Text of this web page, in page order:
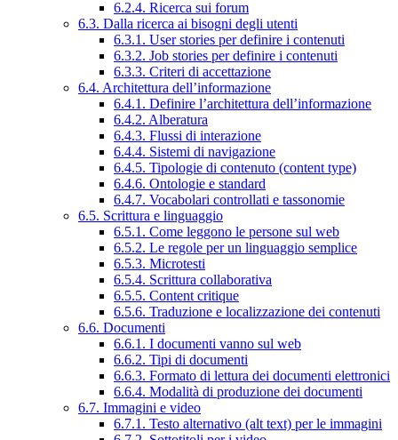
6.2.4. Ricerca sui forum
6.3. Dalla ricerca ai bisogni degli utenti
6.3.1. User stories per definire i contenuti
6.3.2. Job stories per definire i contenuti
6.3.3. Criteri di accettazione
6.4. Architettura dell’informazione
6.4.1. Definire l’architettura dell’informazione
6.4.2. Alberatura
6.4.3. Flussi di interazione
6.4.4. Sistemi di navigazione
6.4.5. Tipologie di contenuto (content type)
6.4.6. Ontologie e standard
6.4.7. Vocabolari controllati e tassonomie
6.5. Scrittura e linguaggio
6.5.1. Come leggono le persone sul web
6.5.2. Le regole per un linguaggio semplice
6.5.3. Microtesti
6.5.4. Scrittura collaborativa
6.5.5. Content critique
6.5.6. Traduzione e localizzazione dei contenuti
6.6. Documenti
6.6.1. I documenti vanno sul web
6.6.2. Tipi di documenti
6.6.3. Formato di lettura dei documenti elettronici
6.6.4. Modalità di produzione dei documenti
6.7. Immagini e video
6.7.1. Testo alternativo (alt text) per le immagini